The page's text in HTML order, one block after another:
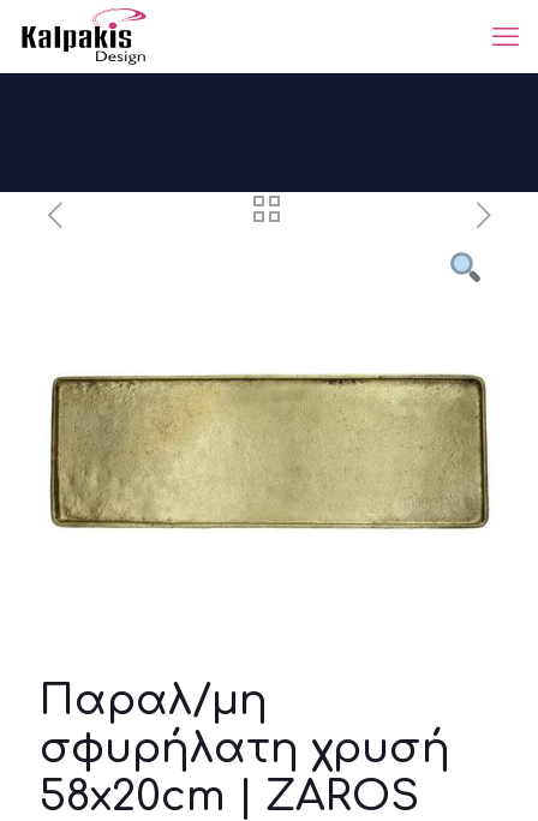
Παραλ/μη
σφυρήλατη χρυσή
58x20cm | ZAROS